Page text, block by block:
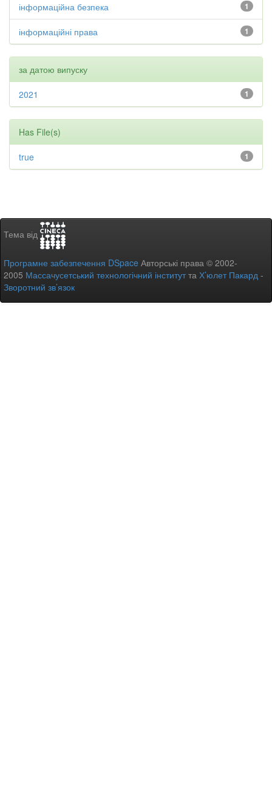
1
інформаційна безпека
1
інформаційні права
за датою випуску
1
2021
Has File(s)
1
true
Тема від
Програмне забезпечення DSpace Авторські права © 2002-
2005 Массачусетський технологічний інститутта Х’юлет Пакард -
Зворотний зв’язок